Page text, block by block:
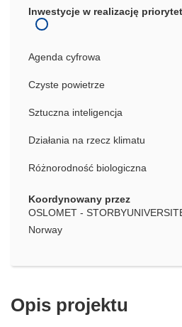
Inwestycje w realizację
Agenda cyfrowa
Czyste powietrze
Sztuczna inteligencja
Działania na rzecz klimatu
Różnorodność biologiczna
Koordynowany przez
OSLOMET -
Norway
Opis projektu